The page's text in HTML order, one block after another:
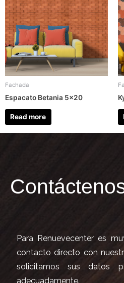
Fachada
Espacato Betania 5×20
Read more
Para Renuevecenter es
contacto directo con
solicitamos sus datos
adecuadamente.